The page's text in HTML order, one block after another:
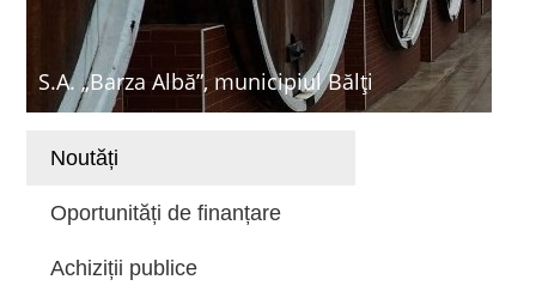
S.A. „Barza Albă”, municipiul Bălți
Noutăți
Oportunități de finanțare
Achiziții publice